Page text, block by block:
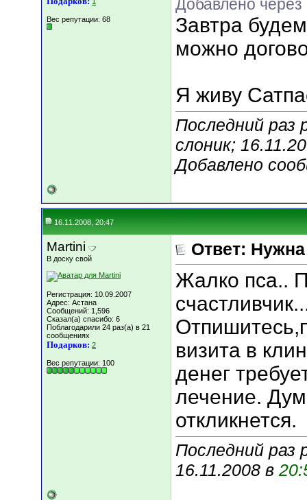
Вес репутации: 68
Добавлено через
Завтра
можно
Я живу
Последний раз
слоник;
Добавлено
16.11.2008, 20:47
Martini
В доску свой
Регистрация: 10.09.2007
Адрес: Астана
Сообщений: 1,596
Сказал(а) спасибо: 6
Поблагодарили 24 раз(а) в 21
сообщениях
Подарков: 2
Вес репутации: 100
Ответ:
Жалко пса..
визита в
денег
лечение.
откликнется.
Последний раз
16.11.2008 в